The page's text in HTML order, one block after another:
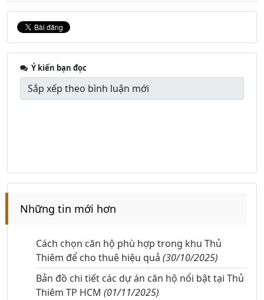
Ý kiến bạn đọc
Những tin mới hơn
Cách chọn căn hộ phù hợp trong khu Thủ
Thiêm để cho thuê hiệu quả (30/10/2025)
Bản đồ chi tiết các dự án căn hộ nổi bật tại Thủ
Thiêm TP HCM (01/11/2025)